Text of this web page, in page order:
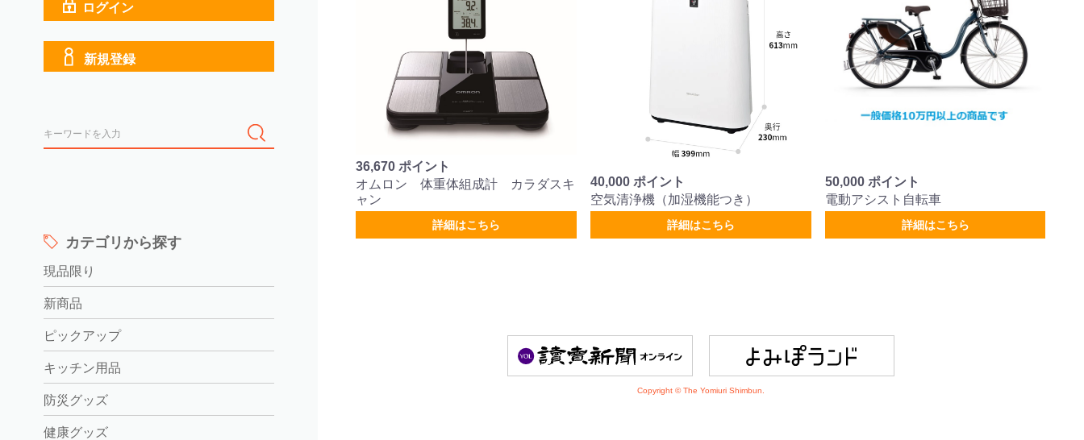
ログイン
新規登録
カテゴリから探す
現品限り
新商品
ピックアップ
キッチン用品
防災グッズ
健康グッズ
36,670 ポイント
オムロン 体重体組成計 カラダスキ
ャン
詳細はこちら
40,000 ポイント
空気清浄機（加湿機能つき）
詳細はこちら
50,000 ポイント
電動アシスト自転車
詳細はこちら
Copyright © The Yomiuri Shimbun.